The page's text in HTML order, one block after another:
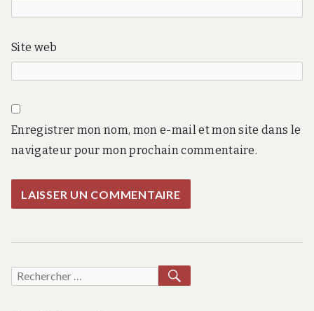
Site web
Enregistrer mon nom, mon e-mail et mon site dans le
navigateur pour mon prochain commentaire.
Recherche